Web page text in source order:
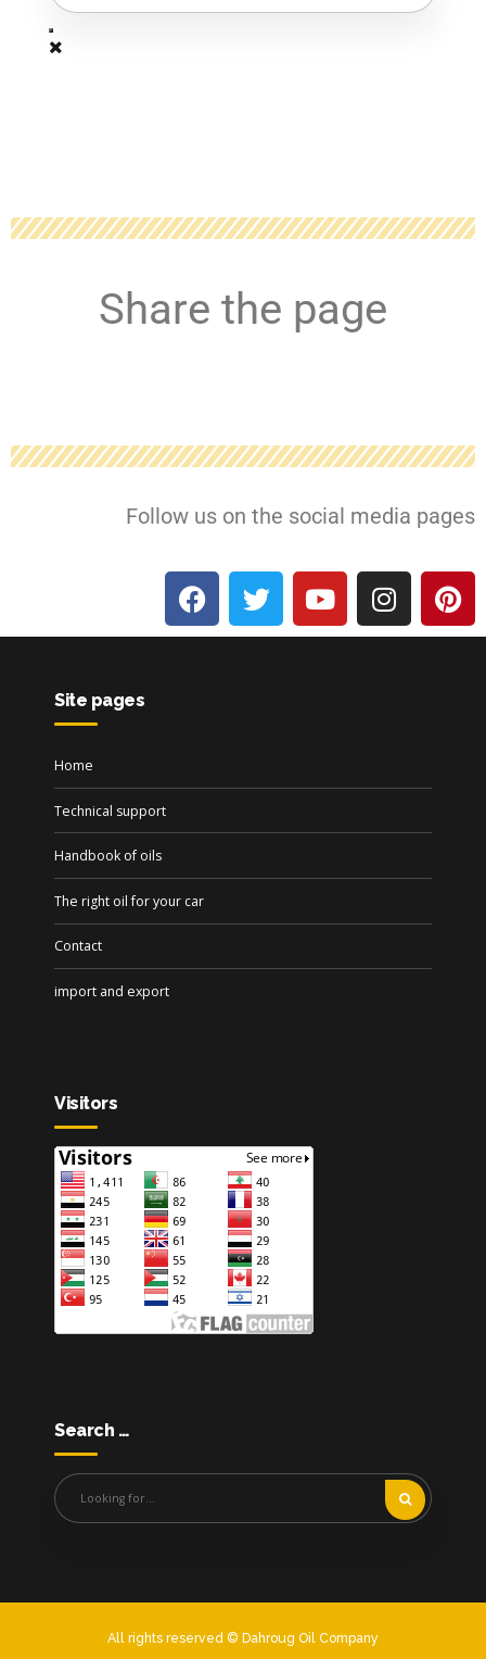
Share the page
Follow us on the social media pages
Site pages
Home
Technical support
Handbook of oils
The right oil for your car
Contact
import and export
Visitors
Search …
All rights reserved © Dahroug Oil Company